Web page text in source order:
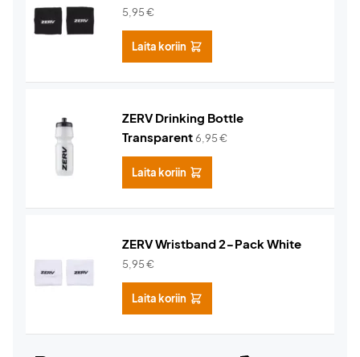
5,95€
Laita koriin
ZERV Drinking Bottle
Transparent6,95€
Laita koriin
ZERV Wristband 2-Pack White
5,95€
Laita koriin